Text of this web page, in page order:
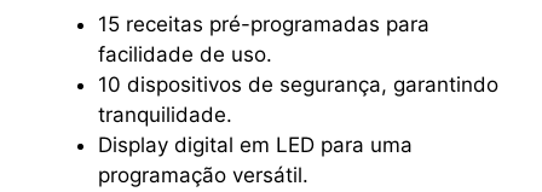
15 receitas pré-programadas para
facilidade de uso.
10 dispositivos de segurança, garantindo
tranquilidade.
Display digital em LED para uma
programação versátil.